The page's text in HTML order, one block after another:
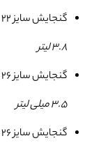
گنجایش سایز 22
3.8 لیتر
گنجایش سایز 26 در 7.5
3.5 میلی لیتر
گنجایش سایز 26 در 5.5